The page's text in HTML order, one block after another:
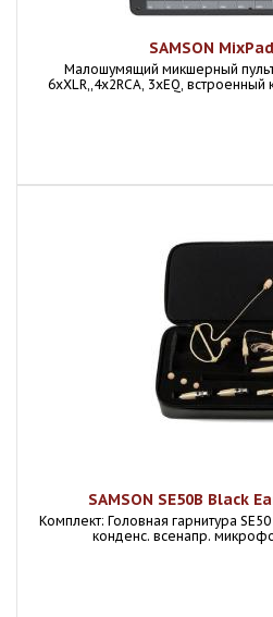
SAMSON
Малошумящий микшерный
6хXLR,,4х2RCA, 3хEQ,
SAMSON SE50B Black
Комплект: Головная гарнитура
конденс. всенапр.